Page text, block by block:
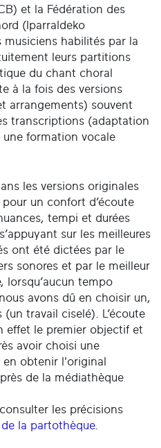
et la Fédération des
(Iparraldeko
musiciens habilités par la
leurs partitions
du chant choral
à la fois des versions
arrangements) souvent
transcriptions (adaptation
une formation vocale
les versions originales
un confort d’écoute
tempi et durées
sur les meilleures
ont été dictées par le
sonores et par le meilleur
lorsqu’aucun tempo
avons dû en choisir un,
travail ciselé). L’écoute
effet le premier objectif et
avoir choisi une
obtenir l'original
de la médiathèque
les précisions
la partothèque.